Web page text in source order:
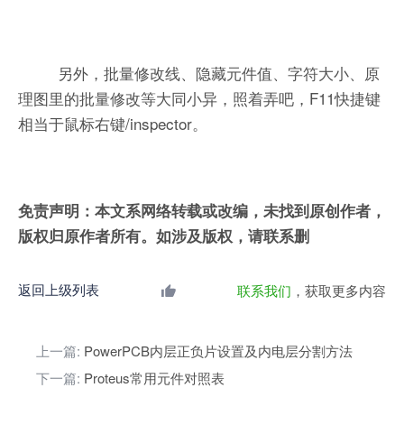
另外，批量修改线、隐藏元件值、字符大小、原
理图里的批量修改等大同小异，照着弄吧，F11快捷键
相当于鼠标右键/inspector。
免责声明：本文系网络转载或改编，未找到原创作者，
版权归原作者所有。如涉及版权，请联系删
返回上级列表 联系我们 ，获取更多内容
上一篇: PowerPCB内层正负片设置及内电层分割方法
下一篇: Proteus常用元件对照表